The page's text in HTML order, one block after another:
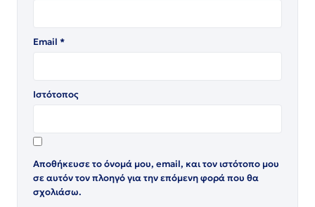
Email *
Ιστότοπος
Αποθήκευσε το όνομά μου, email, και τον ιστότοπο μου
σε αυτόν τον πλοηγό για την επόμενη φορά που θα
σχολιάσω.